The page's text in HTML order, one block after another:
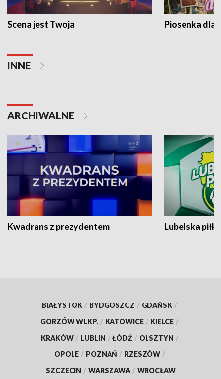
Scena jest Twoja Piosenka dla
INNE
ARCHIWALNE
Kwadrans z prezydentem Lubelska piłka
BIAŁYSTOK / BYDGOSZCZ / GDAŃSK /
GORZÓW WLKP. / KATOWICE / KIELCE /
KRAKÓW / LUBLIN / ŁÓDŹ / OLSZTYN /
OPOLE / POZNAŃ / RZESZÓW /
SZCZECIN / WARSZAWA / WROCŁAW